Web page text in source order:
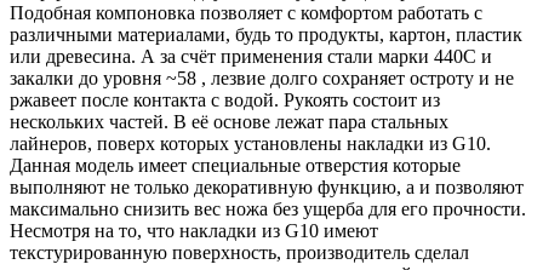
Подобная компоновка позволяет с комфортом работать с
различными материалами, будь то продукты, картон, пластик
или древесина. А за счёт применения стали марки 440C и
закалки до уровня ~58 , лезвие долго сохраняет остроту и не
ржавеет после контакта с водой. Рукоять состоит из
нескольких частей. В её основе лежат пара стальных
лайнеров, поверх которых установлены накладки из G10.
Данная модель имеет специальные отверстия которые
выполняют не только декоративную функцию, а и позволяют
максимально снизить вес ножа без ущерба для его прочности.
Несмотря на то, что накладки из G10 имеют
текстурированную поверхность, производитель сделал